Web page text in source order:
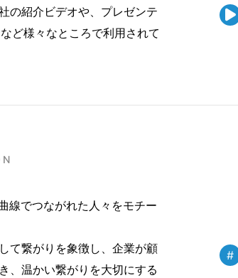
の紹介ビデオや、プレゼンテ
ど様々なところで利用されて

線でつながれた人々をモチー
て繋がりを象徴し、企業が顧
、温かい繋がりを大切にする
#